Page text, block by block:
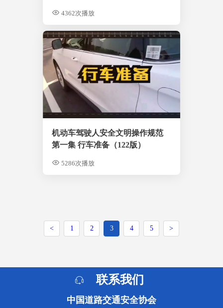
4362次播放
机动车驾驶人安全文明操作规范
第一集 行车准备（122版）
5286次播放
< 1 2 3 4 5 >
联系我们
中国道路交通安全协会